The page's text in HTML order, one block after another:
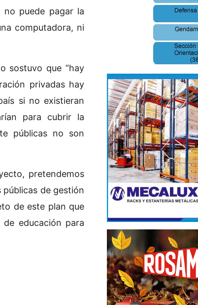
puede pagar la
computadora, ni
sostuvo que “hay
privadas hay
si no existieran
para cubrir la
públicas no son
pretendemos
públicas de gestión
de este plan que
educación para